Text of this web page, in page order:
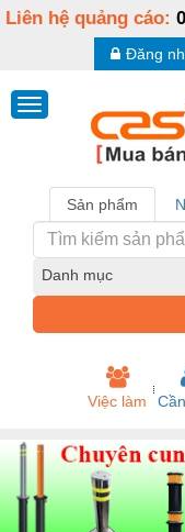
Liên hệ quảng cáo:
Đăng
Sản phẩm
Danh mục
Việc làm